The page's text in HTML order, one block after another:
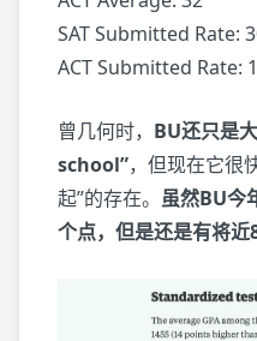
SAT Submitted Rate:
ACT Submitted Rate:
曾几何时， BU还只是
school”，但现在它很
起”的存在。 虽然BU今
个点，但是还是有将近